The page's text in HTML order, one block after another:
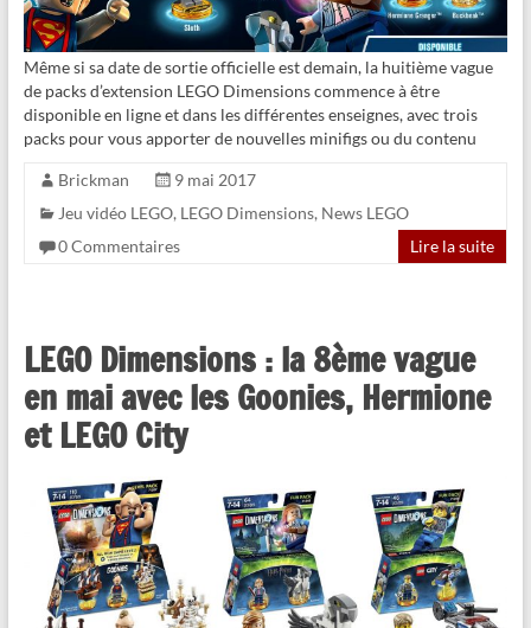
Même si sa date de sortie officielle est demain, la huitième vague
de packs d’extension LEGO Dimensions commence à être
disponible en ligne et dans les différentes enseignes, avec trois
packs pour vous apporter de nouvelles minifigs ou du contenu
Brickman
9 mai 2017
Jeu vidéo LEGO, LEGO Dimensions, News LEGO
0 Commentaires
Lire la suite
LEGO Dimensions : la 8ème vague
en mai avec les Goonies, Hermione
et LEGO City